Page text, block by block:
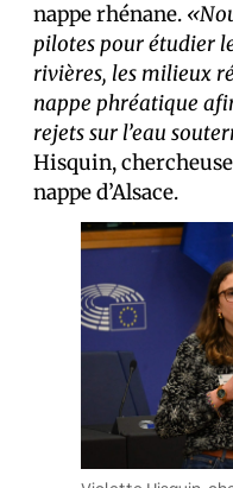
nappe rhénane.
pilotes pour étudier
rivières, les milieux
nappe phréatique
rejets sur l’eau
Hisquin,
nappe d’Alsace.